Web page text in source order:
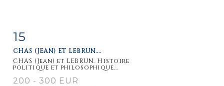
détaillée
15
CHAS (JEAN) ET LEBRUN....
CHAS (Jean) et LEBRUN. Histoire
politique et philosophique...
200 - 300 EUR